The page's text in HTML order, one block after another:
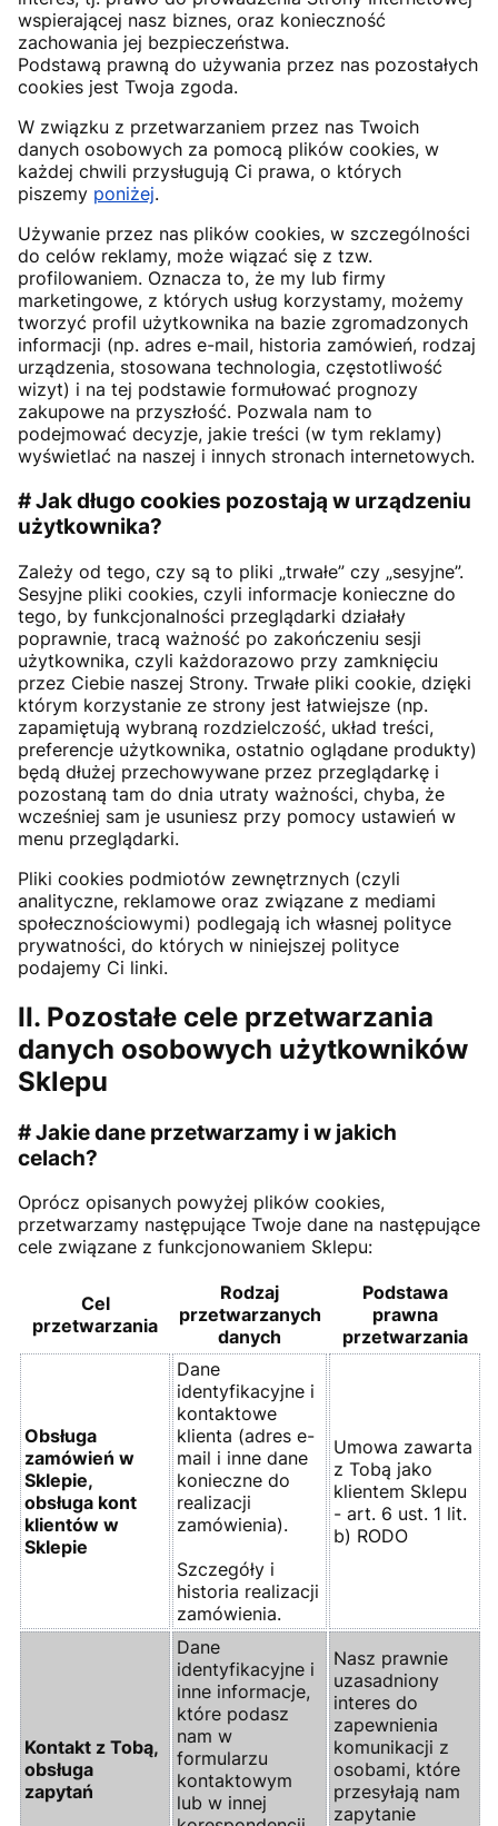
wspierającej nasz biznes, oraz konieczność
zachowania jej bezpieczeństwa.
Podstawą prawną do używania przez nas pozostałych
cookies jest Twoja zgoda.
W związku z przetwarzaniem przez nas Twoich
danych osobowych za pomocą plików cookies, w
każdej chwili przysługują Ci prawa, o których
piszemy poniżej.
Używanie przez nas plików cookies, w szczególności
do celów reklamy, może wiązać się z tzw.
profilowaniem. Oznacza to, że my lub firmy
marketingowe, z których usług korzystamy, możemy
tworzyć profil użytkownika na bazie zgromadzonych
informacji (np. adres e-mail, historia zamówień, rodzaj
urządzenia, stosowana technologia, częstotliwość
wizyt) i na tej podstawie formułować prognozy
zakupowe na przyszłość. Pozwala nam to
podejmować decyzje, jakie treści (w tym reklamy)
wyświetlać na naszej i innych stronach internetowych.
# Jak długo cookies pozostają w urządzeniu
użytkownika?
Zależy od tego, czy są to pliki „trwałe” czy „sesyjne”.
Sesyjne pliki cookies, czyli informacje konieczne do
tego, by funkcjonalności przeglądarki działały
poprawnie, tracą ważność po zakończeniu sesji
użytkownika, czyli każdorazowo przy zamknięciu
przez Ciebie naszej Strony. Trwałe pliki cookie, dzięki
którym korzystanie ze strony jest łatwiejsze (np.
zapamiętują wybraną rozdzielczość, układ treści,
preferencje użytkownika, ostatnio oglądane produkty)
będą dłużej przechowywane przez przeglądarkę i
pozostaną tam do dnia utraty ważności, chyba, że
wcześniej sam je usuniesz przy pomocy ustawień w
menu przeglądarki.
Pliki cookies podmiotów zewnętrznych (czyli
analityczne, reklamowe oraz związane z mediami
społecznościowymi) podlegają ich własnej polityce
prywatności, do których w niniejszej polityce
podajemy Ci linki.
II. Pozostałe cele przetwarzania
danych osobowych użytkowników
Sklepu
# Jakie dane przetwarzamy i w jakich
celach?
Oprócz opisanych powyżej plików cookies,
przetwarzamy następujące Twoje dane na następujące
cele związane z funkcjonowaniem Sklepu:
Cel
przetwarzania
Rodzaj
przetwarzanych
danych
Podstawa
prawna
przetwarzania
Obsługa
zamówień w
Sklepie,
obsługa kont
klientów w
Sklepie
Dane
identyfikacyjne i
kontaktowe
klienta (adres e-
mail i inne dane
konieczne do
realizacji
zamówienia).
Szczegóły i
historia realizacji
zamówienia.
Umowa zawarta
z Tobą jako
klientem Sklepu
- art. 6 ust. 1 lit.
b) RODO
Kontakt z Tobą,
obsługa
zapytań
Dane
identyfikacyjne i
inne informacje,
które podasz
nam w
formularzu
kontaktowym
lub w innej
Nasz prawnie
uzasadniony
interes do
zapewnienia
komunikacji z
osobami, które
przesyłają nam
zapytanie